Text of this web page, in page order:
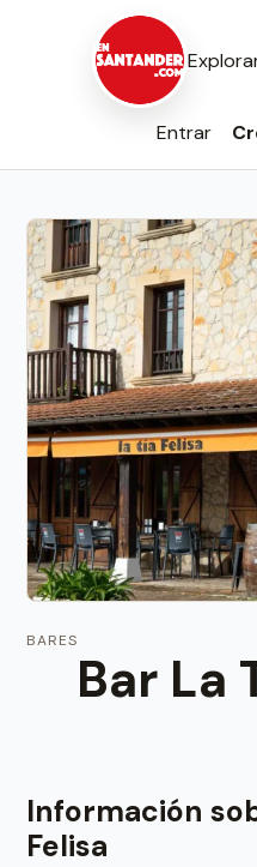
Entrar
BARES
Bar La
Información
Felisa